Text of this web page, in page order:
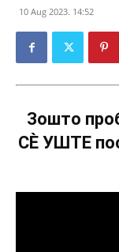
10 Aug 2023. 14:52
Зошто
СÈ УШТЕ